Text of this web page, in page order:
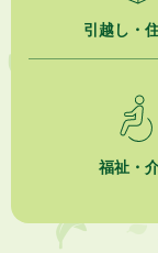
「お茶を知る・体験
引越し・
福祉・